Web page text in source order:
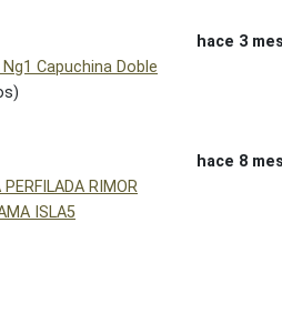
Capuchina Doble
hace 3
RIMOR
ISLA5
hace 8